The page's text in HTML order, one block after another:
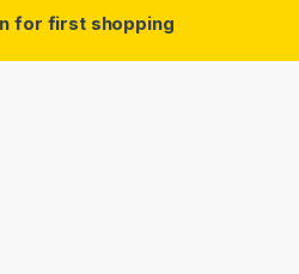
for first shopping